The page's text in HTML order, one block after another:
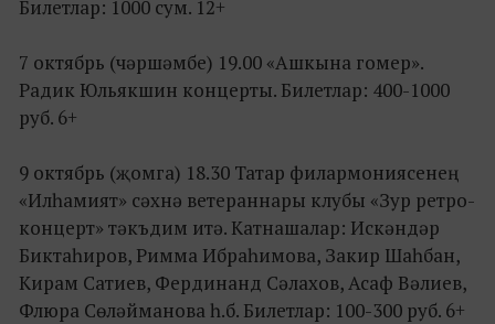
Билетлар: 1000 сум. 12+
7 октябрь (чәршәмбе) 19.00 «Ашкына гомер».
Радик Юльякшин концерты. Билетлар: 400-1000
руб. 6+
9 октябрь (җомга) 18.30 Татар филармониясенең
«Илһамият» сәхнә ветераннары клубы «Зур ретро-
концерт» тәкъдим итә. Катнашалар: Искәндәр
Биктаһиров, Римма Ибраһимова, Закир Шаһбан,
Кирам Сатиев, Фердинанд Сәлахов, Асаф Вәлиев,
Флюра Сөләйманова һ.б. Билетлар: 100-300 руб. 6+